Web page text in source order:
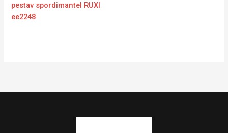
pestav spordimantel RUXI
ee2248